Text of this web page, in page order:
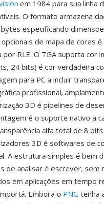
em 1984 para sua linha
O formato armazena
especificando
de mapa de cores
RLE. O TGA suporta cor
24 bits) é cor verdadeira
para PC a incluir
profissional,
3D é pipelines de
é o suporte nativo a
alfa total de 8
3D é softwares de
A estrutura simples é bem
de analisar é escrever, sem
em aplicações em tempo
Embora o PNG tenha